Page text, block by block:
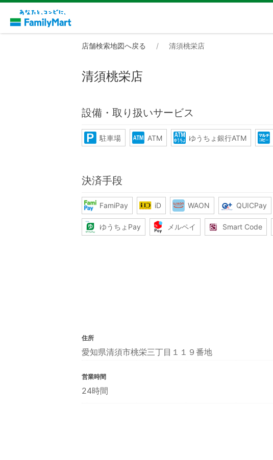
店舗検索地図へ戻る 清須桃栄店
清須桃栄店
設備・取り扱いサービス
駐車場 ATM ゆうちょ銀行ATM
決済手段
FamiPay iD WAON QUICPay
ゆうちょPay メルペイ Smart Code
住所
愛知県清須市桃栄三丁目１１９番地
営業時間
24時間